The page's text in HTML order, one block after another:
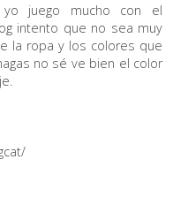
juego mucho con el
intento que no sea muy
la ropa y los colores que
no sé ve bien el color